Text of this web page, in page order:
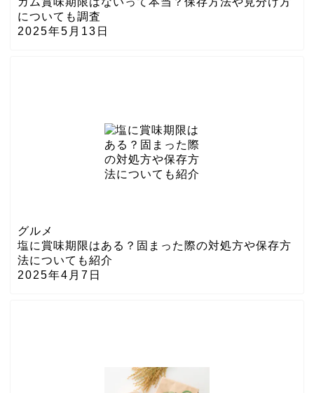
についても調査
2025年5月13日
グルメ
塩に賞味期限はある？固まった際の対処方や保存方
法についても紹介
2025年4月7日